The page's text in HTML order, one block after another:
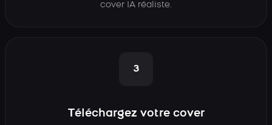
cover IA réaliste.
3
Téléchargez votre cover